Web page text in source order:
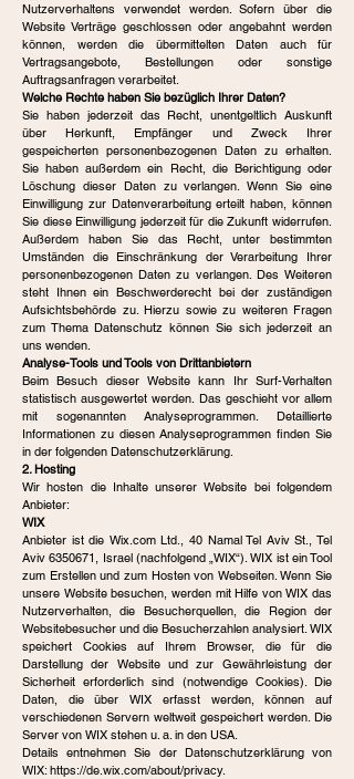
Nutzerverhaltens verwendet werden. Sofern über die
Website Verträge geschlossen oder angebahnt werden
können, werden die übermittelten Daten auch für
Vertragsangebote, Bestellungen oder sonstige
Auftragsanfragen verarbeitet.
Welche Rechte haben Sie bezüglich Ihrer Daten?
Sie haben jederzeit das Recht, unentgeltlich Auskunft
über Herkunft, Empfänger und Zweck Ihrer
gespeicherten personenbezogenen Daten zu erhalten.
Sie haben außerdem ein Recht, die Berichtigung oder
Löschung dieser Daten zu verlangen. Wenn Sie eine
Einwilligung zur Datenverarbeitung erteilt haben, können
Sie diese Einwilligung jederzeit für die Zukunft widerrufen.
Außerdem haben Sie das Recht, unter bestimmten
Umständen die Einschränkung der Verarbeitung Ihrer
personenbezogenen Daten zu verlangen. Des Weiteren
steht Ihnen ein Beschwerderecht bei der zuständigen
Aufsichtsbehörde zu. Hierzu sowie zu weiteren Fragen
zum Thema Datenschutz können Sie sich jederzeit an
uns wenden.
Analyse-Tools und Tools von Drittanbietern
Beim Besuch dieser Website kann Ihr Surf-Verhalten
statistisch ausgewertet werden. Das geschieht vor allem
mit sogenannten Analyseprogrammen. Detaillierte
Informationen zu diesen Analyseprogrammen finden Sie
in der folgenden Datenschutzerklärung.
2. Hosting
Wir hosten die Inhalte unserer Website bei folgendem
Anbieter:
WIX
Anbieter ist die Wix.com Ltd., 40 Namal Tel Aviv St., Tel
Aviv6350671 , Israel (nachfolgend „WIX“). WIX ist ein Tool
zum Erstellen und zum Hosten von Webseiten. Wenn Sie
unsere Website besuchen, werden mit Hilfe von WIX das
Nutzerverhalten, die Besucherquellen, die Region der
Websitebesucher und die Besucherzahlen analysiert. WIX
speichert Cookies auf Ihrem Browser, die für die
Darstellung der Website und zur Gewährleistung der
Sicherheit erforderlich sind (notwendige Cookies). Die
Daten, die über WIX erfasst werden, können auf
verschiedenen Servern weltweit gespeichert werden. Die
Server von WIX stehen u. a. in den USA.
Details entnehmen Sie der Datenschutzerklärung von
WIX: https://de.wix.com/about/privacy.